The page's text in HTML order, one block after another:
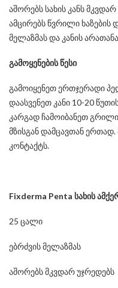
აშორებს სახის კანს
ამცირებს წვრილი ხაზების
მელაზმას და კანის
გამოყენების წესი
გამოიყენეთ ერთჯერადი
დაასვენეთ კანი 10-20
კარგად ჩამოიბანეთ
მზისგან დამცავთან
კონტაქტს.
Fixderma Penta სახის
25 ცალი
ებრძვის მელაზმას
აშორებს მკვდარ უჯრედებს